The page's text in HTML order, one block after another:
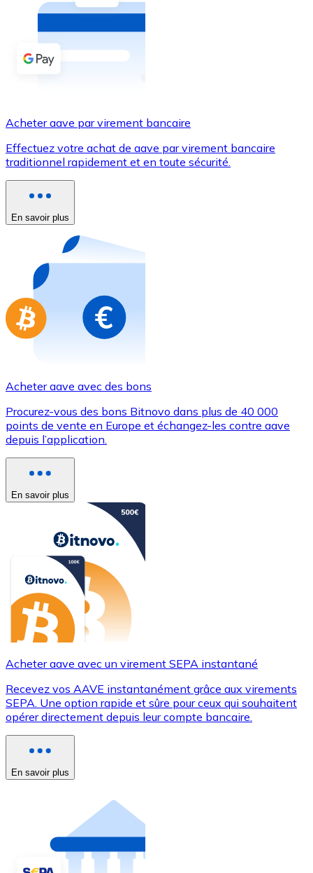
Achetez des cryptomonnaies en espèces et d'autres
Acheter avec espèces
Virement SEPA
Utilisez les cartes Visa et Mastercard pour acheter
Acheter avec carte
Nouveau
Achetez des cartes-cadeaux de vos marques
Aller à la boutique de cartes-cadeaux
Acheter aave par virement bancaire
Effectuez votre achat de aave par virement bancaire
traditionnel rapidement et en toute sécurité.
En savoir plus
Acheter aave avec des bons
Procurez-vous des bons Bitnovo dans plus de 40 000
points de vente en Europe et échangez-les contre aave
depuis l’application.
En savoir plus
Acheter aave avec un virement SEPA instantané
Recevez vos AAVE instantanément grâce aux virements
SEPA. Une option rapide et sûre pour ceux qui souhaitent
opérer directement depuis leur compte bancaire.
En savoir plus